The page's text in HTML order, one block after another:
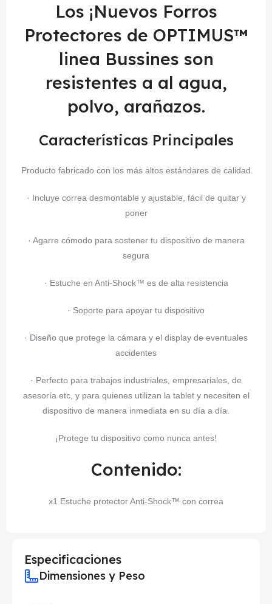
Los ¡Nuevos Forros
Protectores de OPTIMUS™
linea Bussines son
resistentes a al agua,
polvo, arañazos.
Características Principales
Producto fabricado con los más altos estándares de calidad.
· Incluye correa desmontable y ajustable, fácil de quitar y
poner
· Agarre cómodo para sostener tu dispositivo de manera
segura
· Estuche en Anti-Shock™ es de alta resistencia
· Soporte para apoyar tu dispositivo
· Diseño que protege la cámara y el display de eventuales
accidentes
· Perfecto para trabajos industriales, empresariales, de
asesoría etc, y para quienes utilizan la tablet y necesiten el
dispositivo de manera inmediata en su día a día.
¡Protege tu dispositivo como nunca antes!
Contenido:
x1 Estuche protector Anti-Shock™ con correa
Especificaciones
Dimensiones y Peso